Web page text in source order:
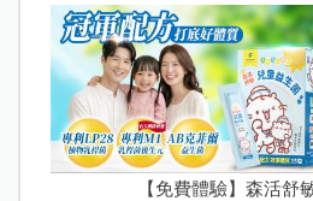
【免費體驗】森活舒